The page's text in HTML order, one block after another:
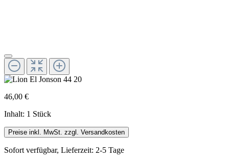
46,00 €
Inhalt: 1 Stück
Preise inkl. MwSt. zzgl. Versandkosten
Sofort verfügbar, Lieferzeit: 2-5 Tage